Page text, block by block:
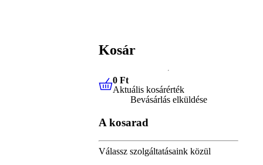
Kosár
0 FtAktuális kosárérték
0 Ft
Aktuális kosárérték
Bevásárlás elküldése
A kosarad
Válassz szolgáltatásaink közül